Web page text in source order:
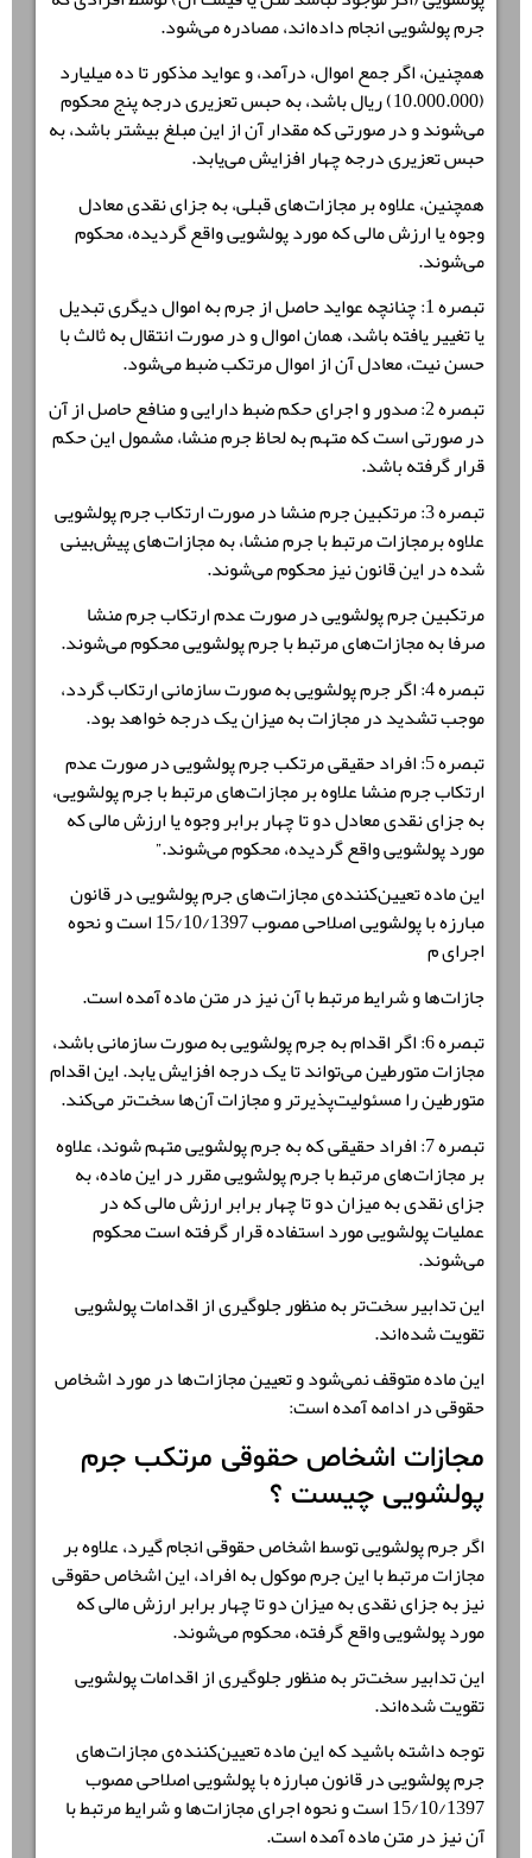
جرم پولشویی انجام داده‌اند، مصادره می‌شود.
همچنین، اگر جمع اموال، درآمد، و عواید مذکور تا ده میلیارد
(10.000.000) ریال باشد، به حبس تعزیری درجه پنج محکوم
می‌شوند و در صورتی که مقدار آن از این مبلغ بیشتر باشد، به
حبس تعزیری درجه چهار افزایش می‌یابد.
همچنین، علاوه بر مجازات‌های قبلی، به جزای نقدی معادل
وجوه یا ارزش مالی که مورد پولشویی واقع گردیده، محکوم
می‌شوند.
تبصره 1: چنانچه عواید حاصل از جرم به اموال دیگری تبدیل
یا تغییر یافته باشد، همان اموال و در صورت انتقال به ثالث با
حسن نیت، معادل آن از اموال مرتکب ضبط می‌شود.
تبصره 2: صدور و اجرای حکم ضبط دارایی و منافع حاصل از آن
در صورتی است که متهم به لحاظ جرم منشا، مشمول این حکم
قرار گرفته باشد.
تبصره 3: مرتکبین جرم منشا در صورت ارتکاب جرم پولشویی
علاوه برمجازات مرتبط با جرم منشا، به مجازات‌های پیش‌بینی
شده در این قانون نیز محکوم می‌شوند.
مرتکبین جرم پولشویی در صورت عدم ارتکاب جرم منشا
صرفا به مجازات‌های مرتبط با جرم پولشویی محکوم می‌شوند.
تبصره 4: اگر جرم پولشویی به صورت سازمانی ارتکاب گردد،
موجب تشدید در مجازات به میزان یک درجه خواهد بود.
تبصره 5: افراد حقیقی مرتکب جرم پولشویی در صورت عدم
ارتکاب جرم منشا علاوه بر مجازات‌های مرتبط با جرم پولشویی،
به جزای نقدی معادل دو تا چهار برابر وجوه یا ارزش مالی که
مورد پولشویی واقع گردیده، محکوم می‌شوند.”
این ماده تعیین‌کننده‌ی مجازات‌های جرم پولشویی در قانون
مبارزه با پولشویی اصلاحی مصوب 15/10/1397 است و نحوه
اجرای م
جازات‌ها و شرایط مرتبط با آن نیز در متن ماده آمده است.
تبصره 6: اگر اقدام به جرم پولشویی به صورت سازمانی باشد،
مجازات متورطین می‌تواند تا یک درجه افزایش یابد. این اقدام
متورطین را مسئولیت‌پذیرتر و مجازات آن‌ها سخت‌تر می‌کند.
تبصره 7: افراد حقیقی که به جرم پولشویی متهم شوند، علاوه
بر مجازات‌های مرتبط با جرم پولشویی مقرر در این ماده، به
جزای نقدی به میزان دو تا چهار برابر ارزش مالی که در
عملیات پولشویی مورد استفاده قرار گرفته است محکوم
می‌شوند.
این تدابیر سخت‌تر به منظور جلوگیری از اقدامات پولشویی
تقویت شده‌اند.
این ماده متوقف نمی‌شود و تعیین مجازات‌ها در مورد اشخاص
حقوقی در ادامه آمده است:
مجازات اشخاص حقوقی مرتکب جرم
پولشویی چیست ؟
اگر جرم پولشویی توسط اشخاص حقوقی انجام گیرد، علاوه بر
مجازات مرتبط با این جرم موکول به افراد، این اشخاص حقوقی
نیز به جزای نقدی به میزان دو تا چهار برابر ارزش مالی که
مورد پولشویی واقع گرفته، محکوم می‌شوند.
این تدابیر سخت‌تر به منظور جلوگیری از اقدامات پولشویی
تقویت شده‌اند.
توجه داشته باشید که این ماده تعیین‌کننده‌ی مجازات‌های
جرم پولشویی در قانون مبارزه با پولشویی اصلاحی مصوب
15/10/1397 است و نحوه اجرای مجازات‌ها و شرایط مرتبط با
آن نیز در متن ماده آمده است.